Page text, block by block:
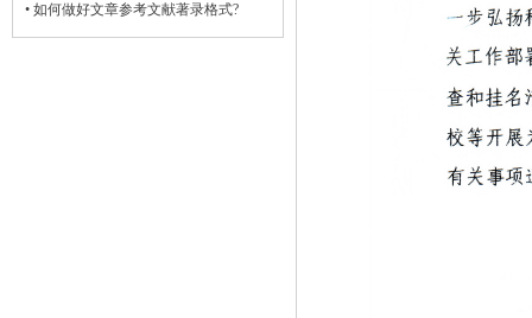
• 如何做好文章参考文献著录格式?